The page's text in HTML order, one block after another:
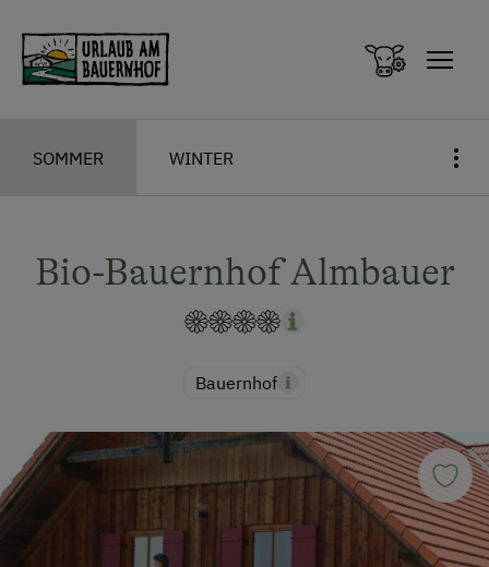
SOMMER WINTER
Bio-Bauernhof Almbauer
Bauernhof